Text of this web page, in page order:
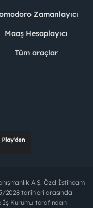
Zamanlayıcı
Maaş Hesaplayıcı
Tüm araçlar
A.Ş. Özel İstihdam
2028 tarihleri arasında
İş Kurumu tarafından